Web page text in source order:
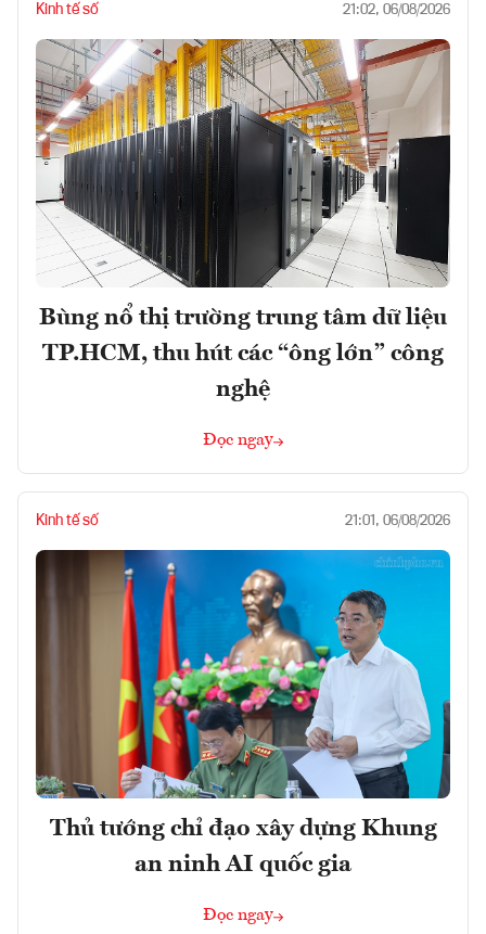
Kinh tế số 21:02, 06/08/2026
Bùng nổ thị trường trung tâm dữ liệu
TP.HCM, thu hút các “ông lớn” công
nghệ
Đọc ngay
Kinh tế số 21:01, 06/08/2026
Thủ tướng chỉ đạo xây dựng Khung
an ninh AI quốc gia
Đọc ngay